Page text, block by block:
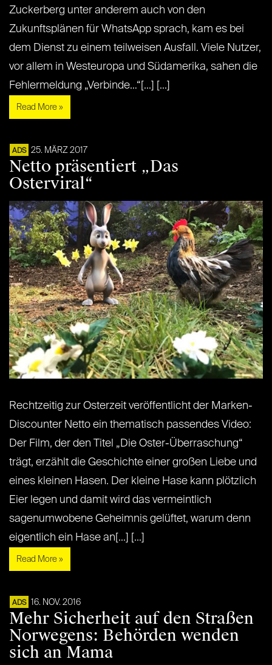
Zuckerberg unter anderem auch von den
Zukunftsplänen für WhatsApp sprach, kam es bei
dem Dienst zu einem teilweisen Ausfall. Viele Nutzer,
vor allem in Westeuropa und Südamerika, sahen die
Fehlermeldung „Verbinde…“[...] [...]
Read More »
ADS 25. MÄRZ 2017
Netto präsentiert „Das
Osterviral“
Rechtzeitig zur Osterzeit veröffentlicht der Marken-
Discounter Netto ein thematisch passendes Video:
Der Film, der den Titel „Die Oster-Überraschung“
trägt, erzählt die Geschichte einer großen Liebe und
eines kleinen Hasen. Der kleine Hase kann plötzlich
Eier legen und damit wird das vermeintlich
sagenumwobene Geheimnis gelüftet, warum denn
eigentlich ein Hase an[...] [...]
Read More »
ADS 16. NOV. 2016
Mehr Sicherheit auf den Straßen
Norwegens: Behörden wenden
sich an Mama